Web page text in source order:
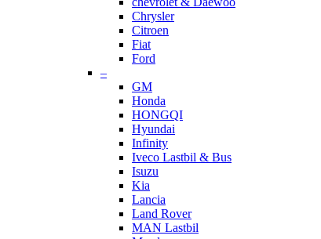
Chrysler
Citroen
Fiat
Ford
–
GM
Honda
HONGQI
Hyundai
Infinity
Iveco Lastbil & Bus
Isuzu
Kia
Lancia
Land Rover
MAN Lastbil